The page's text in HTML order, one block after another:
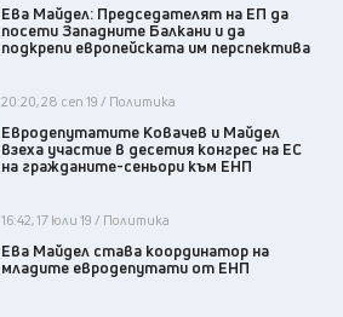
Ева Майдел: Председателят на ЕП да
посети Западните Балкани и да
подкрепи европейската им перспектива
20:20, 28 сеп 19 / Политика
Евродепутатите Ковачев и Майдел
взеха участие в десетия конгрес на ЕС
на гражданите-сеньори към ЕНП
16:42, 17 юли 19 / Политика
Ева Майдел става координатор на
младите евродепутати от ЕНП